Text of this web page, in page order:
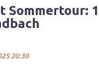
Sommertour:
20:30